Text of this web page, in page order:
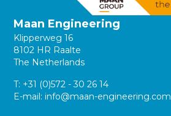
Maan Engineering
Klipperweg 16
8102 HR Raalte
The Netherlands
T: +31 (0)572 - 30 26 14
E-mail:info@maan-engineering.com